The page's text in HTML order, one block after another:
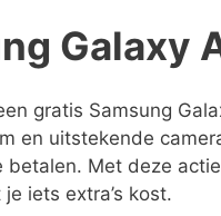
Galaxy
gratis Samsung
en uitstekende
Met deze
iets extra’s kost.